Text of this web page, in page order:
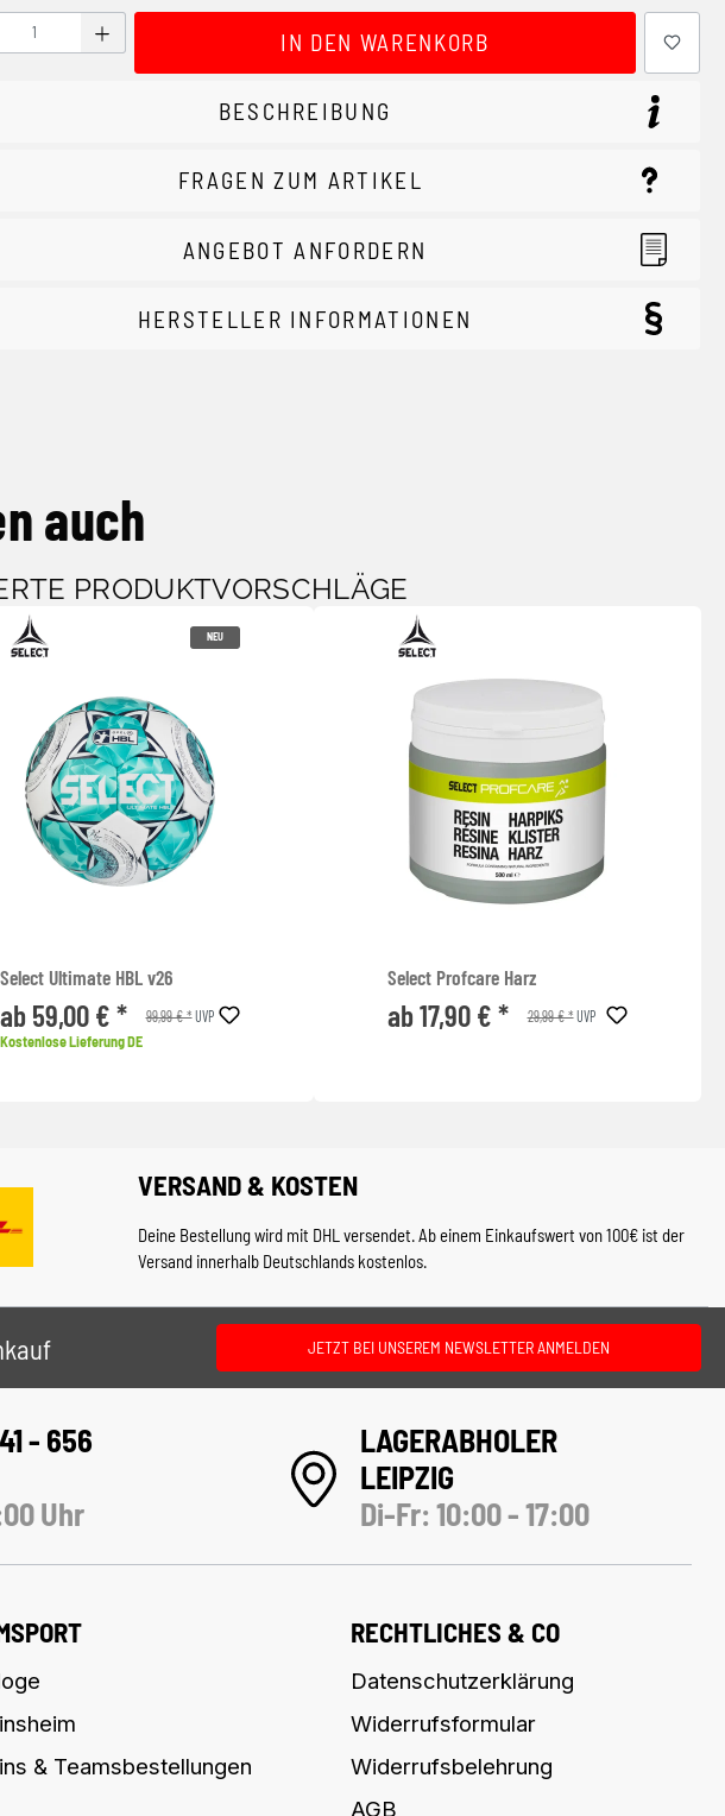
Anzahl: Gib den gewünschten Wert ein oder benutze die Schaltflächen
IN DEN WARENKORB
BESCHREIBUNG
FRAGEN ZUM ARTIKEL
ANGEBOT ANFORDERN
HERSTELLER INFORMATIONEN
auch
PRODUKTVORSCHLÄGE
NEU
Select Ultimate HBL v26
ab 59,00 € * 99,99 € *UVP
Kostenlose Lieferung DE
Select Profcare Harz
ab 17,90 € * 29,99 € *UVP
VERSAND & KOSTEN
Deine Bestellung wird mit DHL versendet. Ab einem Einkaufswert von 100€ ist der
Versand innerhalb Deutschlands kostenlos.
JETZT BEI UNSEREM NEWSLETTER ANMELDEN
- 656
Uhr
LAGERABHOLER
LEIPZIG
Di-Fr: 10:00 - 17:00
& Teamsbestellungen
RECHTLICHES & CO
Datenschutzerklärung
Widerrufsformular
Widerrufsbelehrung
AGB